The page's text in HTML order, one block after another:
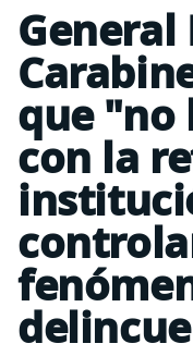
que "no
con la